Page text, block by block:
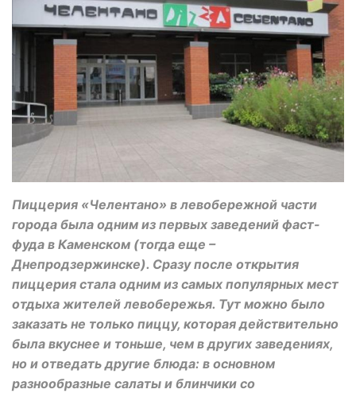
Пиццерия «Челентано» в левобережной части
города была одним из первых заведений фаст-
фуда в Каменском (тогда еще –
Днепродзержинске). Сразу после открытия
пиццерия стала одним из самых популярных мест
отдыха жителей левобережья. Тут можно было
заказать не только пиццу, которая действительно
была вкуснее и тоньше, чем в других заведениях,
но и отведать другие блюда: в основном
разнообразные салаты и блинчики со